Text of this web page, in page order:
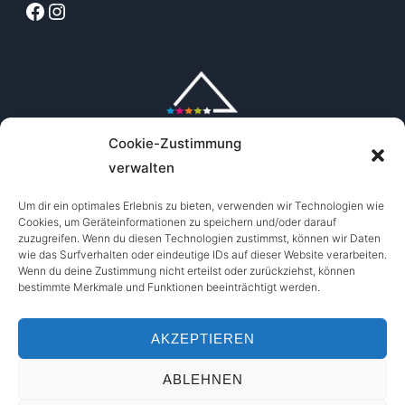
Cookie-Zustimmung
verwalten
Um dir ein optimales Erlebnis zu bieten, verwenden wir Technologien wie
Cookies, um Geräteinformationen zu speichern und/oder darauf
zuzugreifen. Wenn du diesen Technologien zustimmst, können wir Daten
wie das Surfverhalten oder eindeutige IDs auf dieser Website verarbeiten.
Wenn du deine Zustimmung nicht erteilst oder zurückziehst, können
bestimmte Merkmale und Funktionen beeinträchtigt werden.
AKZEPTIEREN
ABLEHNEN
Facebook
Instagram
Copyright © 2026 Out of Bounds Oberstdorf